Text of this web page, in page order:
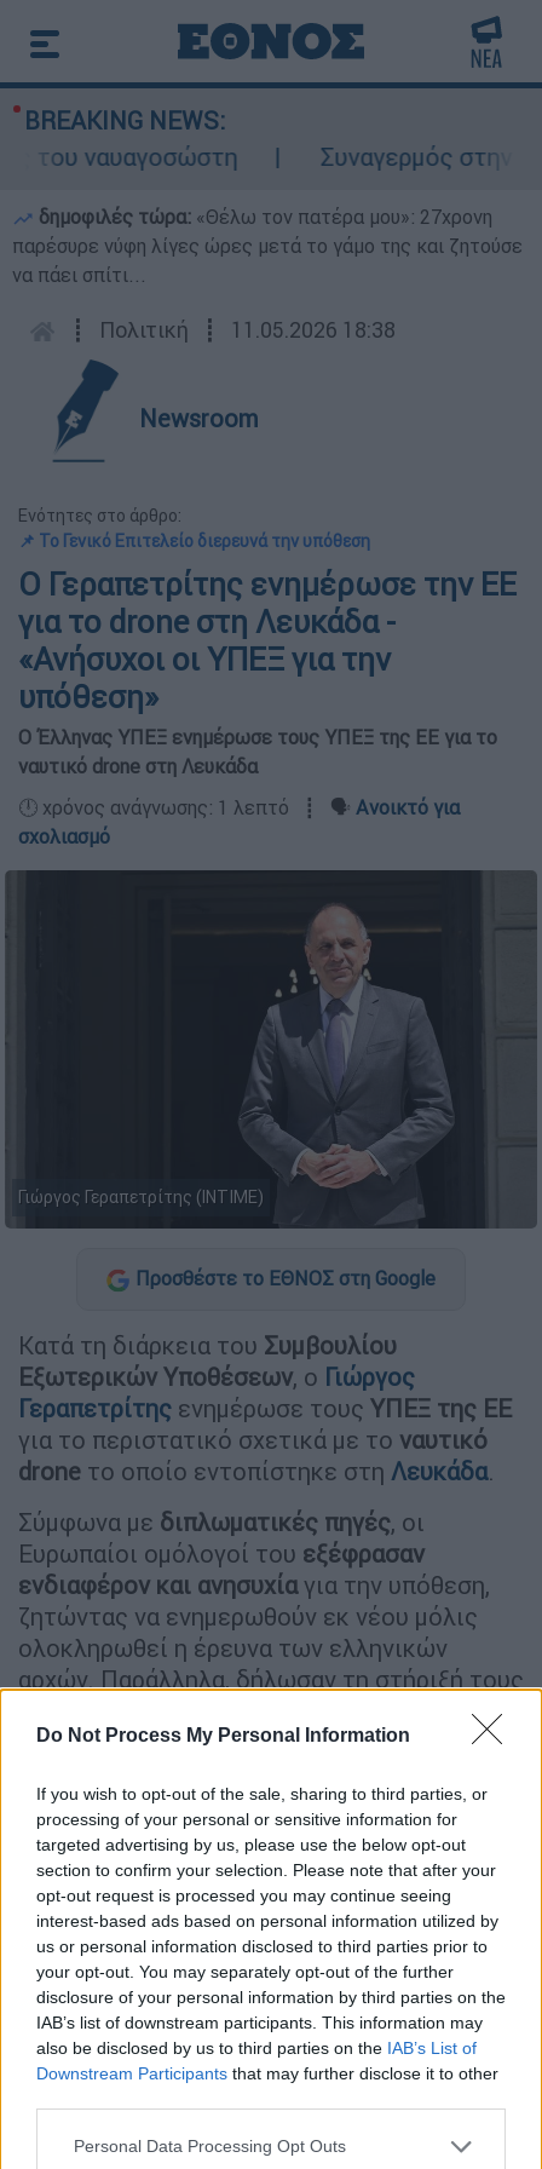
Do Not Process My Personal Information
If you wish to opt-out of the sale, sharing to third parties, or
processing of your personal or sensitive information for
targeted advertising by us, please use the below opt-out
section to confirm your selection. Please note that after your
opt-out request is processed you may continue seeing
interest-based ads based on personal information utilized by
us or personal information disclosed to third parties prior to
your opt-out. You may separately opt-out of the further
disclosure of your personal information by third parties on the
IAB’s list of downstream participants. This information may
also be disclosed by us to third parties on the IAB’s List of
Downstream Participants that may further disclose it to other
Please note that this website/app uses one or more Google
Personal Data Processing Opt Outs
BREAKING NEWS:
ναυαγοσώστη
Συναγερμός στην
δημοφιλές τώρα: «Θέλω τον πατέρα μου»: 27χρονη
παρέσυρε νύφη λίγες ώρες μετά το γάμο της και ζητούσε
να πάει σπίτι...
┋ Πολιτική ┋ 11.05.2026 18:38
Newsroom
Ενότητες στο άρθρο:
📌 Το Γενικό Επιτελείο διερευνά την υπόθεση
Ο Γεραπετρίτης ενημέρωσε την ΕΕ
για το drone στη Λευκάδα -
«Ανήσυχοι οι ΥΠΕΞ για την
υπόθεση»
Ο Έλληνας ΥΠΕΞ ενημέρωσε τους ΥΠΕΞ της ΕΕ για το
ναυτικό drone στη Λευκάδα
🕛 χρόνος ανάγνωσης: 1 λεπτό ┋ 🗣️ Ανοικτό για
σχολιασμό
Γιώργος Γεραπετρίτης (ΙΝΤΙΜΕ)
Προσθέστε το ΕΘΝΟΣ στη Google
Κατά τη διάρκεια του Συμβουλίου
Εξωτερικών Υποθέσεων, ο Γιώργος
Γεραπετρίτης ενημέρωσε τους ΥΠΕΞ της ΕΕ
για το περιστατικό σχετικά με το ναυτικό
drone το οποίο εντοπίστηκε στη Λευκάδα.
Σύμφωνα με διπλωματικές πηγές, οι
Ευρωπαίοι ομόλογοί του εξέφρασαν
ενδιαφέρον και ανησυχίαγια την υπόθεση,
ζητώντας να ενημερωθούν εκ νέου μόλις
ολοκληρωθεί η έρευνα των ελληνικών
αρχών. Παράλληλα, δήλωσαν τη στήριξή τους
ΔΙΑΒΑΣΤΕ ΕΠΙΣΗΣ
Ελλάδα |11.05.2026 08:14
Στόχος ρωσική νηοπομπή στη
Μεσόγειο; Τι εξετάζεται για το
θαλάσσιο drone που βρέθηκε στη
Λευκάδα - Μεταφέρθηκε στου
Σκαραμαγκά
Πολιτική 11.05.2026 12:02
αναπτυχθούν πολεμικές ενέργειες